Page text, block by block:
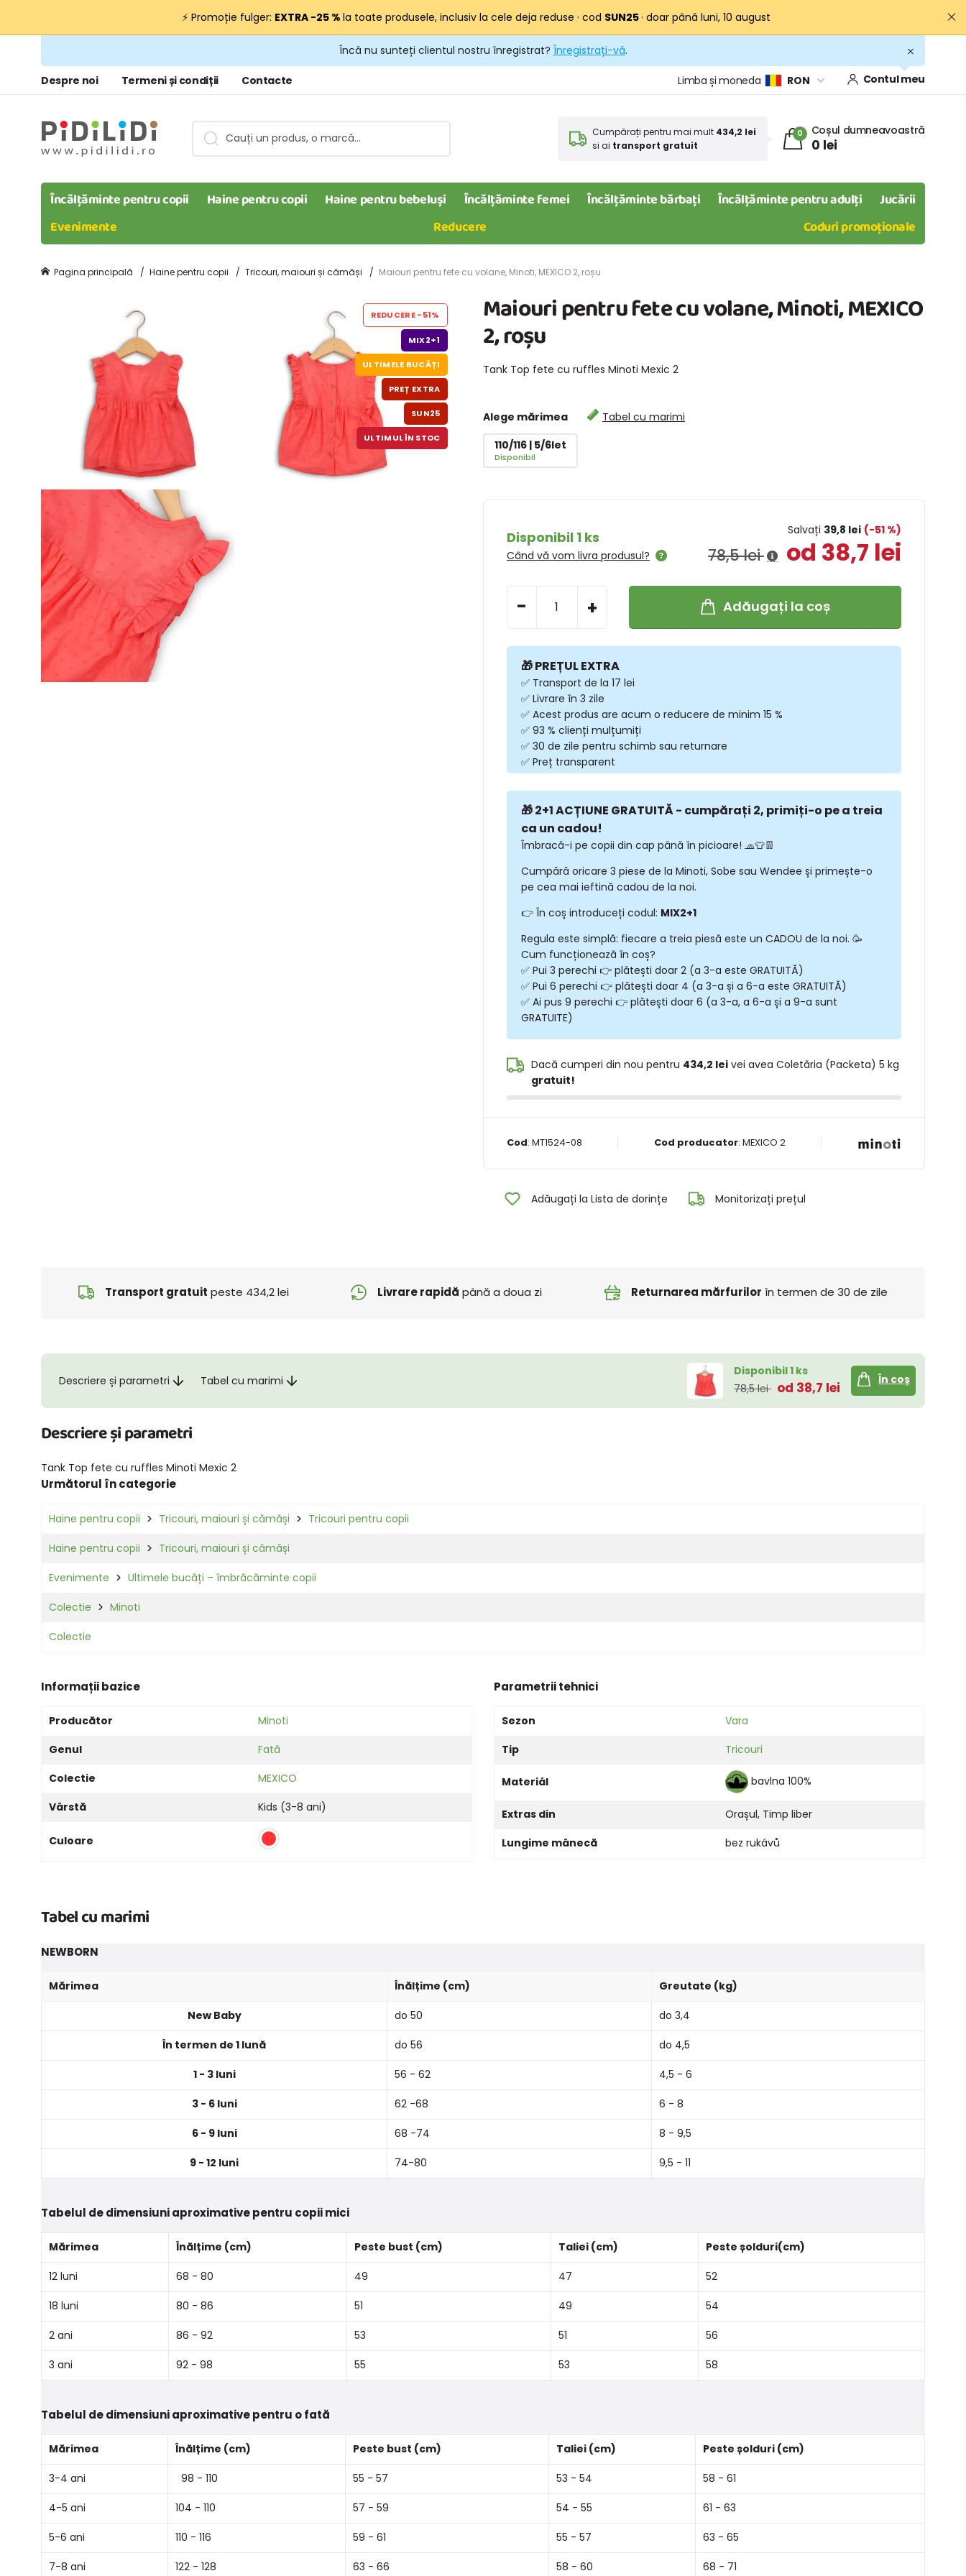
⚡ Promoție fulger: EXTRA −25 % la toate produsele, inclusiv la cele deja reduse · cod SUN25· doar până luni, 10 august
Încă nu sunteți clientul nostru înregistrat? Înregistrați-vă.
Despre noi Termeni și condiții Contacte Limba și moneda RON Contul meu
Cumpărați pentru mai mult 434,2 lei
si ai transport gratuit
0 Coșul dumneavoastră
0 lei
Încălțăminte pentru copii Haine pentru copii Haine pentru bebeluși Încălțăminte femei Încălțăminte bărbați Încălțăminte pentru adulți
Jucării
Evenimente
Reducere Coduri promoționale
Pagina principală Haine pentru copii Tricouri, maiouri și cămăși Maiouri pentru fete cu volane, Minoti, MEXICO 2, roșu
Maiouri pentru fete cu volane, Minoti, MEXICO
2, roșu
Tank Top fete cu ruffles Minoti Mexic 2
Alege mărimea
Tabel cu marimi
110/116 | 5/6let
Disponibil
Disponibil 1 ks
Când vă vom livra produsul?
Salvați 39,8 lei (-51 %)
78,5 lei od 38,7 lei
- + Adăugați la coș
🎁 PREȚUL EXTRA
✅ Transport de la 17 lei
✅ Livrare în 3 zile
✅ Acest produs are acum o reducere de minim 15 %
✅ 93 % clienți mulțumiți
✅ 30 de zile pentru schimb sau returnare
✅ Preț transparent
🎁 2+1 ACȚIUNE GRATUITĂ - cumpărați 2, primiți-o pe a treia
ca un cadou!
Îmbracă-i pe copii din cap până în picioare! 🧢👕👖
Cumpără oricare 3 piese de la Minoti, Sobe sau Wendee și primește-o
pe cea mai ieftină cadou de la noi.
👉 În coș introduceți codul: MIX2+1
Regula este simplă: fiecare a treia piesă este un CADOU de la noi. 🥳
Cum funcționează în coș?
✅ Pui 3 perechi 👉 plătești doar 2 (a 3-a este GRATUITĂ)
✅ Pui 6 perechi 👉 plătești doar 4 (a 3-a și a 6-a este GRATUITĂ)
✅ Ai pus 9 perechi 👉 plătești doar 6 (a 3-a, a 6-a și a 9-a sunt
GRATUITE)
Dacă cumperi din nou pentru 434,2 leivei avea Coletăria (Packeta) 5 kg
gratuit!
Cod: MT1524-08 Cod producator: MEXICO 2
Adăugați la Lista de dorințe Monitorizați prețul
REDUCERE-51%
MIX2+1
ULTIMELE BUCĂȚI
PREȚ EXTRA
SUN25
ULTIMUL ÎN STOC
Transport gratuit peste 434,2 lei Livrare rapidă până a doua zi Returnarea mărfurilor în termen de 30 de zile
Descriere și parametri Tabel cu marimi
Disponibil 1 ks
78,5 lei od 38,7 lei
În coș
Descriere și parametri
Tank Top fete cu ruffles Minoti Mexic 2
Următorul în categorie
Haine pentru copii Tricouri, maiouri și cămăși Tricouri pentru copii
Haine pentru copii Tricouri, maiouri și cămăși
Evenimente Ultimele bucăți – îmbrăcăminte copii
Colectie Minoti
Colectie
Informații bazice
Producător
Minoti
Genul
Fată
Colectie
MEXICO
Vârstă
Kids (3-8 ani)
Culoare
Parametrii tehnici
Sezon
Vara
Tip
Tricouri
Materiál bavlna 100%
Extras din Orașul, Timp liber
Lungime mânecă
bez rukávů
Tabel cu marimi
NEWBORN
Mărimea Înălțime (cm) Greutate (kg)
New Baby do 50 do 3,4
În termen de 1 lună do 56 do 4,5
1 - 3 luni 56 - 62 4,5 - 6
3 - 6 luni 62 -68 6 - 8
6 - 9 luni 68 -74 8 - 9,5
9 - 12 luni 74-80 9,5 - 11
Tabelul de dimensiuni aproximative pentru copii mici
Mărimea Înălțime (cm) Peste bust (cm) Taliei (cm) Peste șolduri(cm)
12 luni 68 - 80 49 47 52
18 luni 80 - 86 51 49 54
2 ani 86 - 92 53 51 56
3 ani 92 - 98 55 53 58
Tabelul de dimensiuni aproximative pentru o fată
Mărimea Înălțime (cm) Peste bust (cm) Taliei (cm) Peste șolduri (cm)
3-4 ani 98 - 110 55 - 57 53 - 54 58 - 61
4-5 ani 104 - 110 57 - 59 54 - 55 61 - 63
5-6 ani 110 - 116 59 - 61 55 - 57 63 - 65
7-8 ani 122 - 128 63 - 66 58 - 60 68 - 71